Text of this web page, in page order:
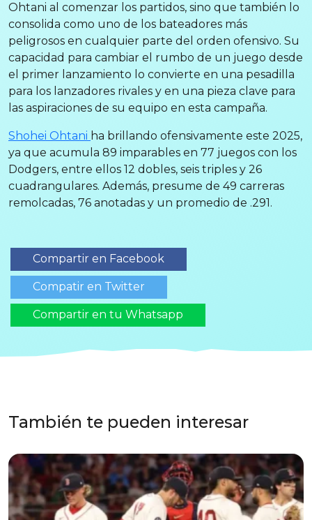
Ohtani al comenzar los partidos, sino que también lo
consolida como uno de los bateadores más
peligrosos en cualquier parte del orden ofensivo. Su
capacidad para cambiar el rumbo de un juego desde
el primer lanzamiento lo convierte en una pesadilla
para los lanzadores rivales y en una pieza clave para
las aspiraciones de su equipo en esta campaña.
Shohei Ohtani ha brillando ofensivamente este 2025,
ya que acumula 89 imparables en 77 juegos con los
Dodgers, entre ellos 12 dobles, seis triples y 26
cuadrangulares. Además, presume de 49 carreras
remolcadas, 76 anotadas y un promedio de .291.
Compartir en Facebook
Compatir en Twitter
Compartir en tu Whatsapp
También te pueden interesar